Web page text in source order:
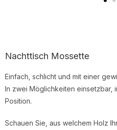
Nachttisch Mossette
Einfach, schlicht und mit einer
In zwei Möglichkeiten
Position.
Schauen Sie, aus welchem Holz